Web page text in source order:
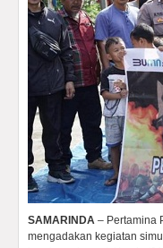
SAMARINDA – Pertamina
mengadakan kegiatan